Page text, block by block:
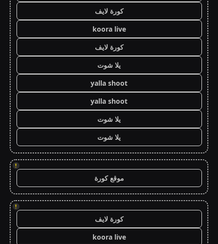
كورة لايف
koora live
كورة لايف
يلا شوت
yalla shoot
yalla shoot
يلا شوت
يلا شوت
!
موقع كورة
!
كورة لايف
koora live